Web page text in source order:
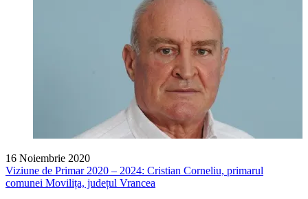
16 Noiembrie 2020
Viziune de Primar 2020 – 2024: Cristian Corneliu, primarul
comunei Movilița, județul Vrancea